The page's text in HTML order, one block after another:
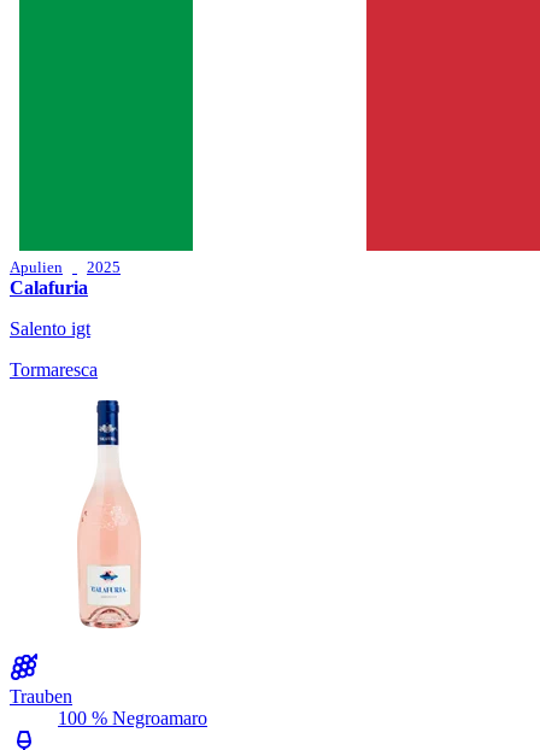
Apulien 2025
Calafuria
Salento igt
Tormaresca
Trauben
100 % Negroamaro